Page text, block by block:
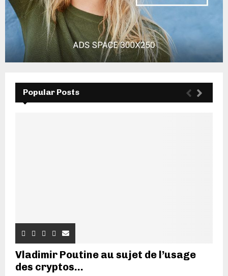
Popular Posts
Vladimir Poutine au sujet de l’usage
des cryptos...